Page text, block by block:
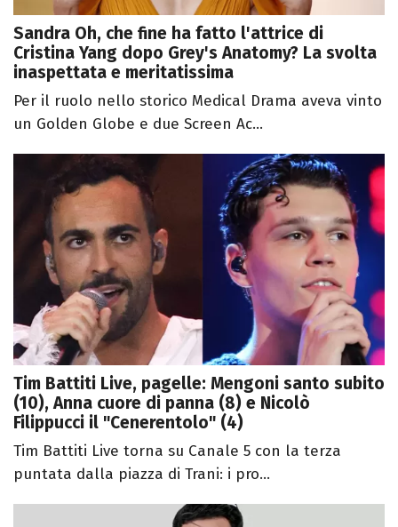
Sandra Oh, che fine ha fatto l'attrice di
Cristina Yang dopo Grey's Anatomy? La svolta
inaspettata e meritatissima
Per il ruolo nello storico Medical Drama aveva vinto
un Golden Globe e due Screen Ac...
Tim Battiti Live, pagelle: Mengoni santo subito
(10), Anna cuore di panna (8) e Nicolò
Filippucci il "Cenerentolo" (4)
Tim Battiti Live torna su Canale 5 con la terza
puntata dalla piazza di Trani: i pro...